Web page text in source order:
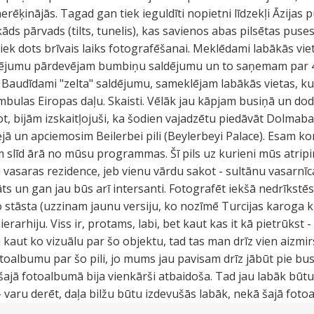
Tagad gan tiek ieguldīti nopietni līdzekļi Āzijas
pārvads (tilts, tunelis), kas savienos abas pilsētas
dots brīvais laiks fotografēšanai. Meklēdami labākās
pārdevējam bumbiņu saldējumu un to saņemam par
"zelta" saldējumu, sameklējam labākās vietas,
Eiropas daļu. Skaisti. Vēlāk jau kāpjam busiņā un
bijām izskaitļojuši, ka šodien vajadzētu piedāvāt
un apciemosim Beilerbei pili (Beylerbeyi Palace). Esam
slīd ārā no mūsu programmas. Šī pils uz kurieni mūs
rezidence, jeb vienu vārdu sakot - sultānu
un gan jau būs arī intersanti. Fotografēt iekšā
stāsta (uzzinam jaunu versiju, ko nozīmē Turcijas karoga
Viss ir, protams, labi, bet kaut kas it kā pietrūkst
ko vizuālu par šo objektu, tad tas man drīz vien
par šo pili, jo mums jau pavisam drīz jābūt pie
fotoalbumā bija vienkārši atbaidoša. Tad jau labāk
derēt, daļa bilžu būtu izdevušās labāk, nekā šajā